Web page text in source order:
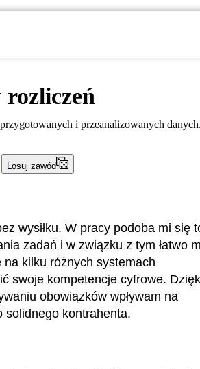
rozliczeń
i przeanalizowanych danych.
Losuj zawód
wysiłku. W pracy podoba mi się
zadań i w związku z tym łatwo
kilku różnych systemach
swoje kompetencje cyfrowe.
obowiązków wpływam na
solidnego kontrahenta.